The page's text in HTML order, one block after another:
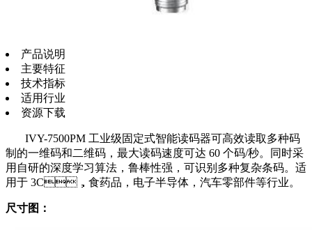
产品说明
主要特征
技术指标
适用行业
资源下载
IVY-7500PM 工业级固定式智能读码器可高效读取多种码
制的一维码和二维码，最大读码速度可达 60 个码/秒。同时采
用自研的深度学习算法，鲁棒性强，可识别多种复杂条码。适
用于 3C，食药品，电子半导体，汽车零部件等行业。
尺寸图：